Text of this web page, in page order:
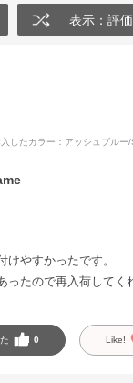
表示：評
入したカラー：アッシュブルー/
けやすかったです。
ったので再入荷してく
0 Like!